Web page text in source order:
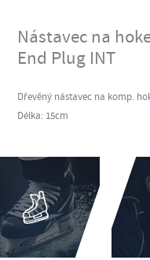
Nástavec na
End Plug INT
Dřevěný nástavec na komp.
Délka: 15cm